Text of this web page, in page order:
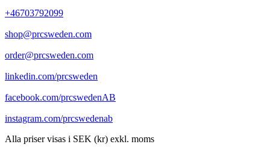
+46703792099
shop@prcsweden.com
order@prcsweden.com
linkedin.com/prcsweden
facebook.com/prcswedenAB
instagram.com/prcswedenab
Alla priser visas i SEK (kr) exkl. moms